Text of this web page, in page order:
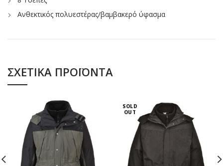
Ανθεκτικός πολυεστέρας/βαμβακερό ύφασμα
ΣΧΕΤΙΚΆ ΠΡΟΪΌΝΤΑ
SOLD
OUT